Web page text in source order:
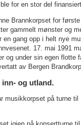
for en stor del
Brannkorpset for
gammelt mønster og
en gang opp i helt nye
17. mai 1991
og under sin egen flotte
av Bergen
og utland.
musikkorpset på turne